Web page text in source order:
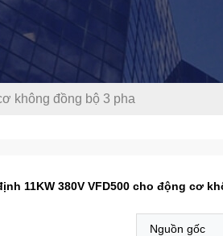
không đồng bộ 3 pha
11KW 380V VFD500 cho động cơ
Nguồn gốc